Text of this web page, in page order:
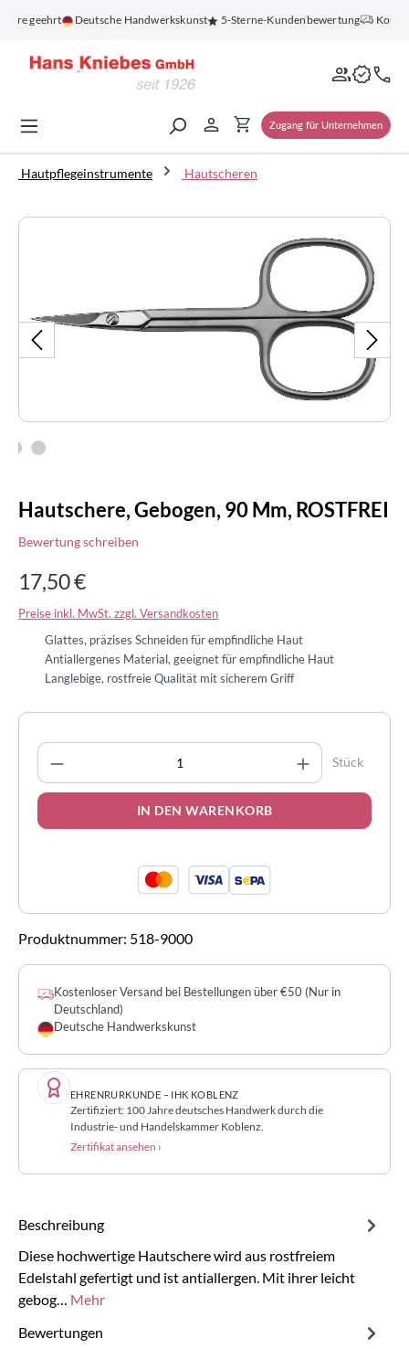
springen
geehrt Deutsche Handwerkskunst 5-Sterne-Kundenbewertung
Zugang für Unternehmen
Hautpflegeinstrumente Hautscheren
Bildergalerie überspringen
Hautschere, Gebogen, 90 Mm, ROSTFREI
Bewertung schreiben
17,50 €
Preise inkl. MwSt. zzgl. Versandkosten
Glattes, präzises Schneiden für empfindliche Haut
Antiallergenes Material, geeignet für empfindliche Haut
Langlebige, rostfreie Qualität mit sicherem Griff
Produkt Anzahl: Gib den gewünschten
Stück
IN DEN WARENKORB
Produktnummer: 518-9000
Kostenloser Versand bei Bestellungen über €50 (Nur in
Deutschland)
Deutsche Handwerkskunst
EHRENRURKUNDE – IHK KOBLENZ
Zertifiziert: 100 Jahre deutsches Handwerk durch die
Industrie- und Handelskammer Koblenz.
Zertifikat ansehen ›
Beschreibung
Diese hochwertige Hautschere wird aus rostfreiem
Edelstahl gefertigt und ist antiallergen. Mit ihrer leicht
gebog… Mehr
Bewertungen